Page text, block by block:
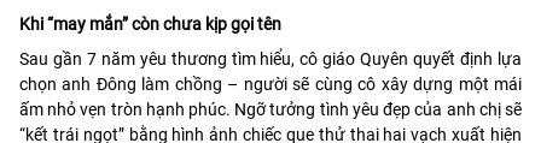
Khi “may mắn” còn chưa kịp gọi tên
Sau gần 7 năm yêu thương tìm hiểu, cô giáo Quyên quyết định lựa
chọn anh Đông làm chồng – người sẽ cùng cô xây dựng một mái
ấm nhỏ vẹn tròn hạnh phúc. Ngỡ tưởng tình yêu đẹp của anh chị sẽ
“kết trái ngọt” bằng hình ảnh chiếc que thử thai hai vạch xuất hiện